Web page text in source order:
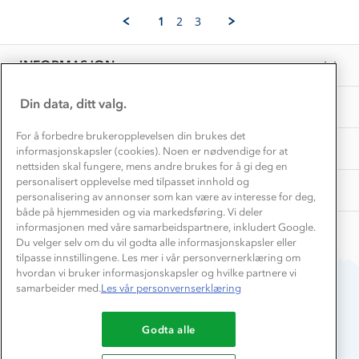
9
2025
1 2 3
INFORMASJON
Bedrift, barnehage og SFO
Presse
OM OSS
Samarbeide med oss?
TIPS OG RÅD
Store størrelser
Turmat oppskrifter
Beredskap
AKTIVITETER
Få turinspirasjon og tips her⛰
Overnatte utendørs⛺
Leirskole 🥾
Barnehageansatt
Tips til hyttetur
Du betaler enkelt med
Din data, ditt valg.
For å forbedre brukeropplevelsen din brukes det
informasjonskapsler (cookies). Noen er nødvendige for at
nettsiden skal fungere, mens andre brukes for å gi deg en
personalisert opplevelse med tilpasset innhold og
personalisering av annonser som kan være av interesse for deg,
både på hjemmesiden og via markedsføring. Vi deler
informasjonen med våre samarbeidspartnere, inkludert Google.
Du velger selv om du vil godta alle informasjonskapsler eller
tilpasse innstillingene. Les mer i vår personvernerklæring om
hvordan vi bruker informasjonskapsler og hvilke partnere vi
samarbeider med.Les vår personvernserklæring
Godta alle